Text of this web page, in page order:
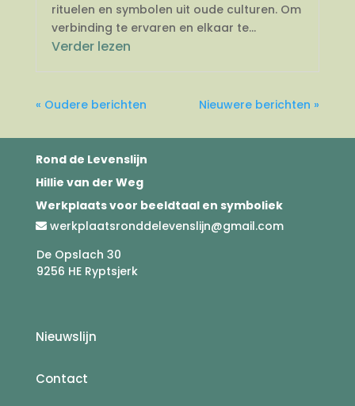
rituelen en symbolen uit oude culturen. Om
verbinding te ervaren en elkaar te...
Verder lezen
« Oudere berichten Nieuwere berichten »
Rond de Levenslijn
Hillie van der Weg
Werkplaats voor beeldtaal en symboliek
werkplaatsronddelevenslijn@gmail.com
De Opslach 30
9256 HE Ryptsjerk
Nieuwslijn
Contact